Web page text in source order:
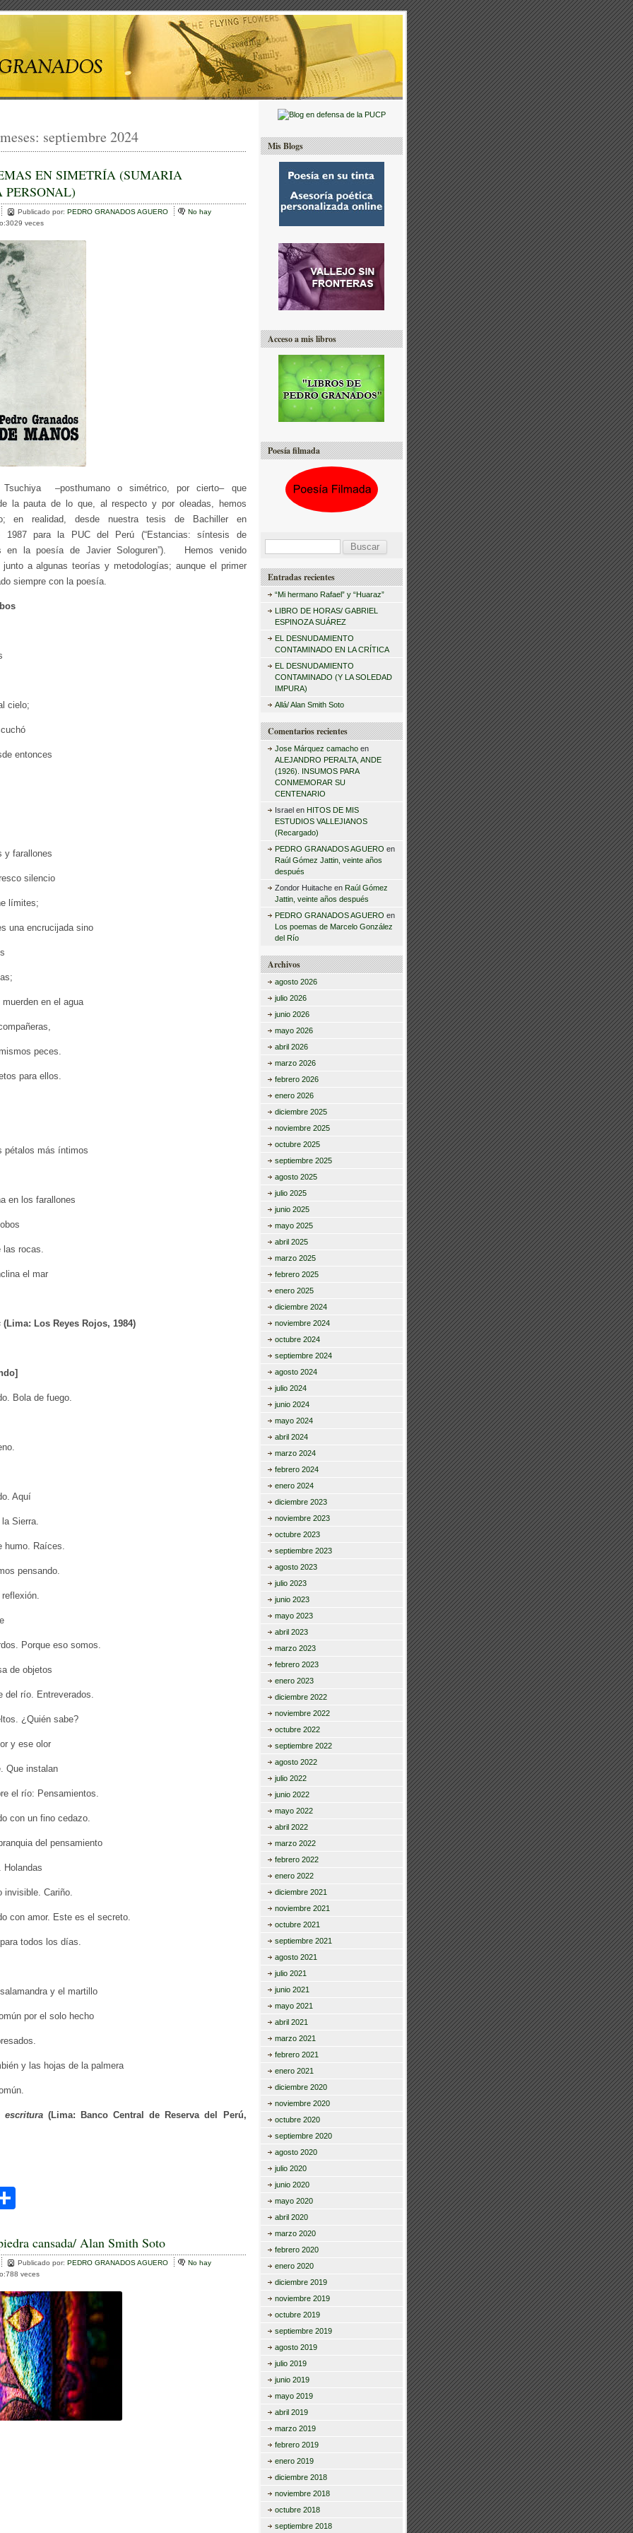
septiembre 2024
EN SIMETRÍA (SUMARIA
Publicado por: PEDRO GRANADOS AGUERO
No hay
veces
–posthumano o simétrico, por cierto– que
la pauta de lo que, al respecto y por oleadas, hemos
en realidad, desde nuestra tesis de Bachiller en
1987 para la PUC del Perú (“Estancias: síntesis de
en la poesía de Javier Sologuren”). Hemos venido
junto a algunas teorías y metodologías; aunque el primer
siempre con la poesía.
cielo;
entonces
y farallones
silencio
límites;
una encrucijada sino
en el agua
peces.
para ellos.
pétalos más íntimos
en los farallones
las rocas.
el mar
(Lima: Los Reyes Rojos, 1984)
Bola de fuego.
Aquí
Sierra.
humo. Raíces.
pensando.
Porque eso somos.
de objetos
del río. Entreverados.
¿Quién sabe?
y ese olor
Que instalan
el río: Pensamientos.
con un fino cedazo.
del pensamiento
Holandas
invisible. Cariño.
con amor. Este es el secreto.
todos los días.
y el martillo
por el solo hecho
y las hojas de la palmera
(Lima: Banco Central de Reserva del Perú,
m
p
ar
tir
cansada/ Alan Smith Soto
Publicado por: PEDRO GRANADOS AGUERO
No hay
veces
Mis Blogs
Acceso a mis libros
Poesía filmada
s
r
Entradas recientes
“Mi hermano Rafael” y “Huaraz”
LIBRO DE HORAS/ GABRIEL
ESPINOZA SUÁREZ
EL DESNUDAMIENTO
CONTAMINADO EN LA CRÍTICA
EL DESNUDAMIENTO
CONTAMINADO (Y LA SOLEDAD
IMPURA)
Allá/ Alan Smith Soto
Comentarios recientes
Jose Márquez camachoen
ALEJANDRO PERALTA, ANDE
(1926). INSUMOS PARA
CONMEMORAR SU
CENTENARIO
Israelen HITOS DE MIS
ESTUDIOS VALLEJIANOS
(Recargado)
PEDRO GRANADOS AGUERO en
Raúl Gómez Jattin, veinte años
después
Zondor Huitacheen Raúl Gómez
Jattin, veinte años después
PEDRO GRANADOS AGUERO en
Los poemas de Marcelo González
del Río
Archivos
agosto 2026
julio 2026
junio 2026
mayo 2026
abril 2026
marzo 2026
febrero 2026
enero 2026
diciembre 2025
noviembre 2025
octubre 2025
septiembre 2025
agosto 2025
julio 2025
junio 2025
mayo 2025
abril 2025
marzo 2025
febrero 2025
enero 2025
diciembre 2024
noviembre 2024
octubre 2024
septiembre 2024
agosto 2024
julio 2024
junio 2024
mayo 2024
abril 2024
marzo 2024
febrero 2024
enero 2024
diciembre 2023
noviembre 2023
octubre 2023
septiembre 2023
agosto 2023
julio 2023
junio 2023
mayo 2023
abril 2023
marzo 2023
febrero 2023
enero 2023
diciembre 2022
noviembre 2022
octubre 2022
septiembre 2022
agosto 2022
julio 2022
junio 2022
mayo 2022
abril 2022
marzo 2022
febrero 2022
enero 2022
diciembre 2021
noviembre 2021
octubre 2021
septiembre 2021
agosto 2021
julio 2021
junio 2021
mayo 2021
abril 2021
marzo 2021
febrero 2021
enero 2021
diciembre 2020
noviembre 2020
octubre 2020
septiembre 2020
agosto 2020
julio 2020
junio 2020
mayo 2020
abril 2020
marzo 2020
febrero 2020
enero 2020
diciembre 2019
noviembre 2019
octubre 2019
septiembre 2019
agosto 2019
julio 2019
junio 2019
mayo 2019
abril 2019
marzo 2019
febrero 2019
enero 2019
diciembre 2018
noviembre 2018
octubre 2018
septiembre 2018